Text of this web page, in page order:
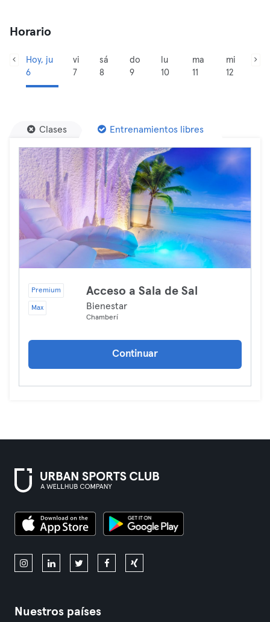
Horario
Hoy, ju
6
vi
7
sá
8
do
9
lu
10
ma
11
mi
12
Clases Entrenamientos libres
Premium
Max
Acceso a Sala de Sal
Bienestar
Chamberí
Continuar
Nuestros países